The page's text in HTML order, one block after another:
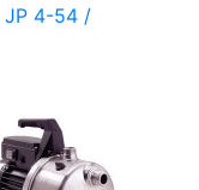
4-54 /